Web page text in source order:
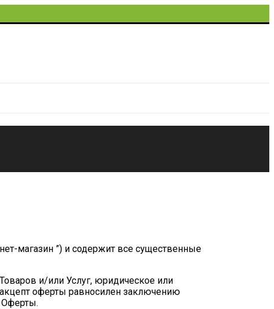
магазин ”) и содержит все существенные
и/или Услуг, юридическое или
оферты равносилен заключению
Оферты.